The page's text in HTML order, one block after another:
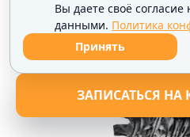
ЗАПИСАТЬСЯ НА
Вы даете своё согласие
данными. Политика
Принять